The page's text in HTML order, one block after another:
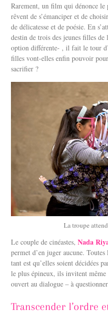
Rarement, un film qui dénonce
rêvent de s’émanciper et de
de délicatesse et de poésie. En
destin de trois des jeunes filles
option différente- , il fait le tour
filles vont-elles enfin pouvoir
sacrifier ?
La troupe
Le couple de cinéastes,Nada
permet d’en juger aucune.
tant est qu’elles soient décidées
le plus épineux, ils invitent
ouvert au dialogue – à
Transcender l’ordre